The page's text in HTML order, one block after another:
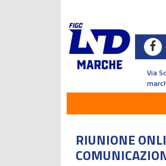
Via
RIUNIONE